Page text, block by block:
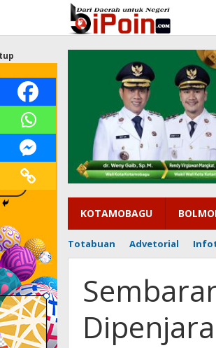
konten
KOTAMOBAGU
Totabuan Advetorial
Dipenjara